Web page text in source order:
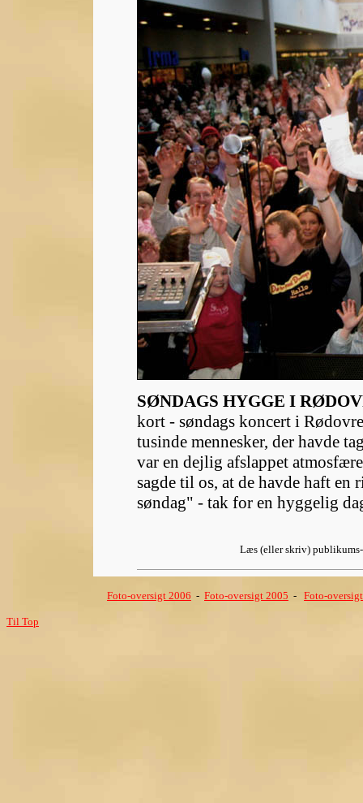
SØNDAGS HYGGE I
kort - søndags koncert i
tusinde mennesker, der havde
var en dejlig afslappet
sagde til os, at de havde haft
søndag" - tak for en hyggelig
Læs (eller skriv)
Foto-oversigt 2006 - Foto-oversigt 2005 - Foto-
Til Top